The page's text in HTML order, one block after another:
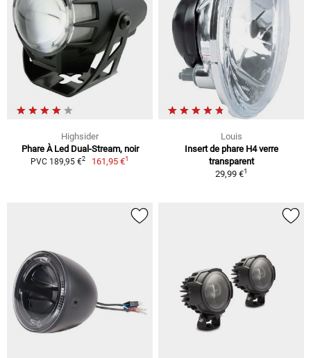
Highsider
Phare À Led Dual-Stream, noir
PVC 189,95 €2 161,95 €1
Louis
Insert de phare H4 verre
transparent
29,99 €1